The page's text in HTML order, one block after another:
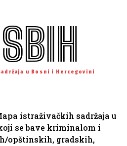
u Bosni i Hercegovini
istraživačkih sadržaja u
se bave kriminalom i
opštinskih, gradskih,